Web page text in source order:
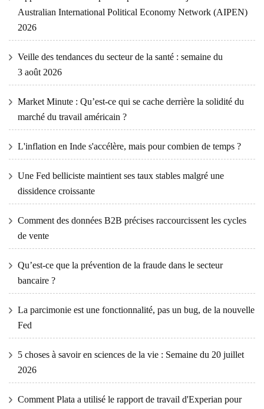
Australian International Political Economy Network (AIPEN)
2026
Veille des tendances du secteur de la santé : semaine du
3 août 2026
Market Minute : Qu’est-ce qui se cache derrière la solidité du
marché du travail américain ?
L'inflation en Inde s'accélère, mais pour combien de temps ?
Une Fed belliciste maintient ses taux stables malgré une
dissidence croissante
Comment des données B2B précises raccourcissent les cycles
de vente
Qu’est-ce que la prévention de la fraude dans le secteur
bancaire ?
La parcimonie est une fonctionnalité, pas un bug, de la nouvelle
Fed
5 choses à savoir en sciences de la vie : Semaine du 20 juillet
2026
Comment Plata a utilisé le rapport de travail d'Experian pour